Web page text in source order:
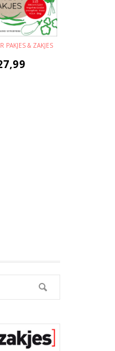
PAKJES & ZAKJES